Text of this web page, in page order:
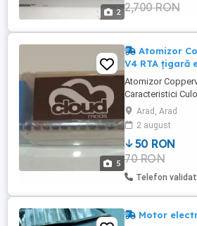
2 2,700 RON
5
Atomizor
V4 RTA țigară
Atomizor
Caracteristici
36mm Diametru:
construire pentru
Construcție din
Rezervor PC
Design minimal
capacitate de
Arad, Arad
2 august
50 RON
70 RON
Telefon validat
Motor